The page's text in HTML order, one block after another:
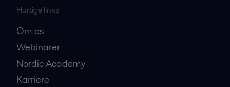
Hurtige links
Om os
Webinarer
Nordic Academy
Karriere